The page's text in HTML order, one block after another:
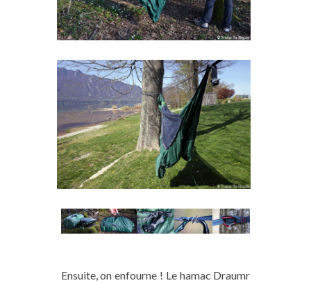
Ensuite, on enfourne ! Le hamac Draumr